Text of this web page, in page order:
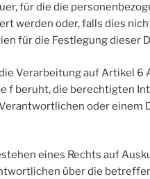
für die die
werden oder, falls dies
für die Festlegung dieser
Verarbeitung auf Artikel 6
f beruht, die berechtigten
oder einem
eines Rechts auf
über die